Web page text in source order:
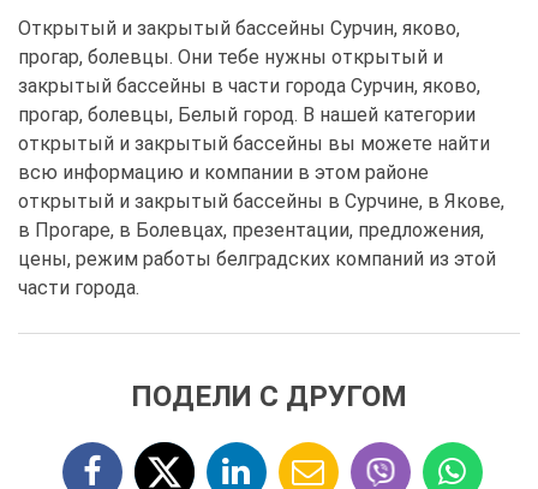
Открытый и закрытый бассейны Сурчин, яково,
прогар, болевцы. Они тебе нужны открытый и
закрытый бассейны в части города Сурчин, яково,
прогар, болевцы, Белый город. В нашей категории
открытый и закрытый бассейны вы можете найти
всю информацию и компании в этом районе
открытый и закрытый бассейны в Сурчине, в Якове,
в Прогаре, в Болевцах, презентации, предложения,
цены, режим работы белградских компаний из этой
части города.
ПОДЕЛИ С ДРУГОМ